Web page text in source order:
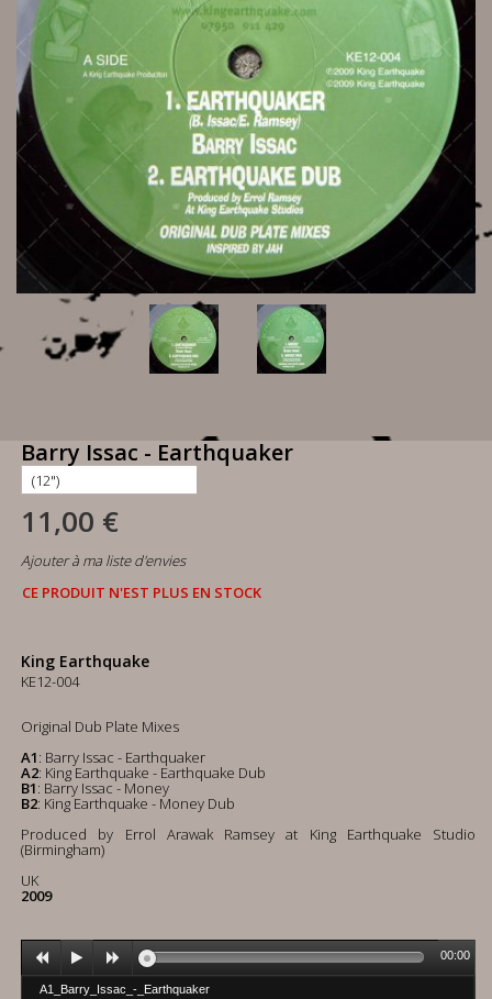
Barry Issac - Earthquaker
11,00 €
Ajouter à ma liste d'envies
CE PRODUIT N'EST PLUS EN STOCK
King Earthquake
KE12-004
Original Dub Plate Mixes
A1: Barry Issac - Earthquaker
A2: King Earthquake - Earthquake Dub
B1: Barry Issac - Money
B2: King Earthquake - Money Dub
Produced by Errol Arawak Ramsey at King Earthquake Studio
(Birmingham)
UK
2009
A1_Barry_Issac_-_Earthquaker
00:00